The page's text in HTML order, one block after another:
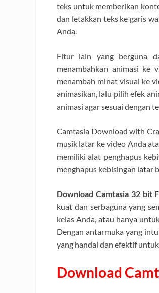
teks untuk memberikan
dan letakkan teks ke garis
Anda.
Fitur lain yang berguna
menambahkan animasi ke
menambah minat visual ke
animasikan, lalu pilih efek
animasi agar sesuai dengan
Camtasia Download with
musik latar ke video Anda
memiliki alat penghapus
menghapus kebisingan latar
Download Camtasia 32 bit
kuat dan serbaguna yang
kelas Anda, atau hanya
Dengan antarmuka yang
yang handal dan efektif
Download